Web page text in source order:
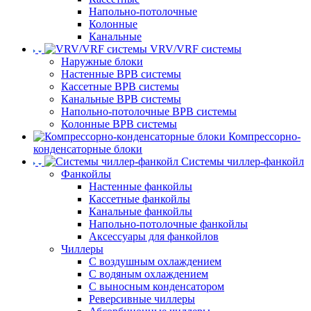
Напольно-потолочные
Колонные
Канальные
VRV/VRF системы
Наружные блоки
Настенные ВРВ системы
Кассетные ВРВ системы
Канальные ВРВ системы
Напольно-потолочные ВРВ системы
Колонные ВРВ системы
Компрессорно-
конденсаторные блоки
Системы чиллер-фанкойл
Фанкойлы
Настенные фанкойлы
Кассетные фанкойлы
Канальные фанкойлы
Напольно-потолочные фанкойлы
Аксессуары для фанкойлов
Чиллеры
С воздушным охлаждением
С водяным охлаждением
С выносным конденсатором
Реверсивные чиллеры